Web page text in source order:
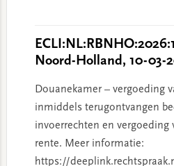
Noord-Holland, 10-03-
Douanekamer – vergoeding
inmiddels terugontvangen
invoerrechten en vergoeding
rente. Meer informatie:
https://